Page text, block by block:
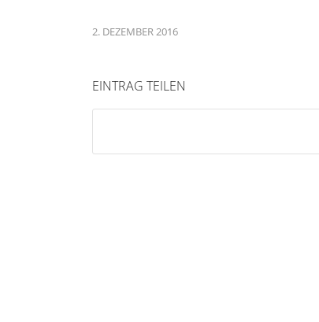
2. DEZEMBER 2016
EINTRAG TEILEN